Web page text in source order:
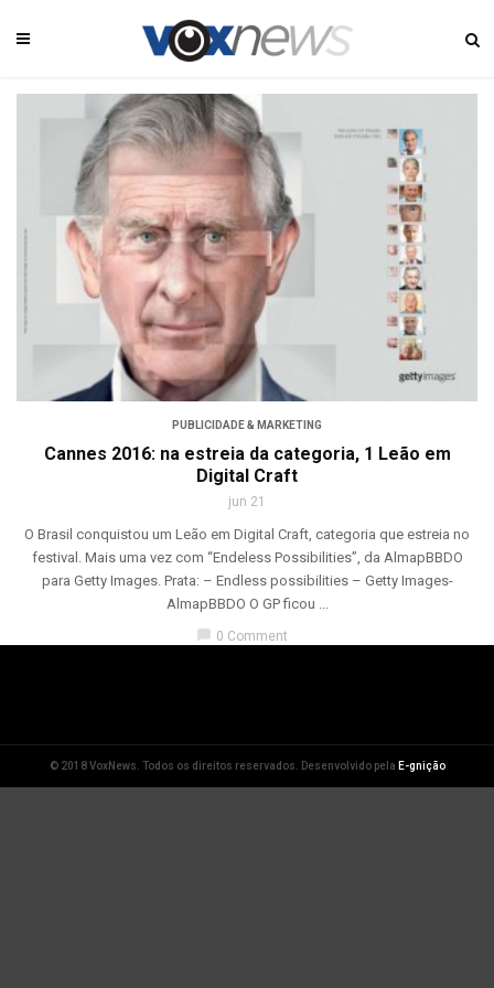
PUBLICIDADE & MARKETING
Cannes 2016: na estreia da categoria, 1 Leão em
Digital Craft
jun 21
O Brasil conquistou um Leão em Digital Craft, categoria que estreia no
festival. Mais uma vez com “Endeless Possibilities”, da AlmapBBDO
para Getty Images. Prata: – Endless possibilities – Getty Images-
AlmapBBDO O GP ficou ...
0 Comment
© 2018 VoxNews. Todos os direitos reservados. Desenvolvido pela E-gnição